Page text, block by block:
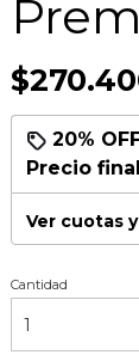
20%
Precio
Ver cuotas
Cantidad